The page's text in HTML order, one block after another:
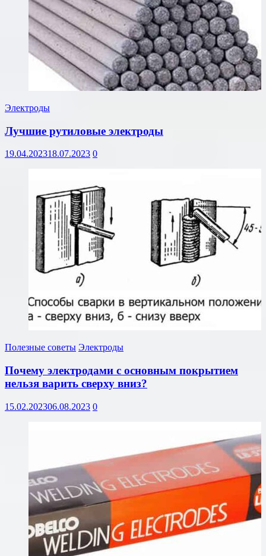
Электроды
Лучшие рутиловые электроды
19.04.202318.07.2023 0
Полезные советы Электроды
Почему электродами с основным покрытием
нельзя варить сверху вниз?
15.02.202306.08.2023 0